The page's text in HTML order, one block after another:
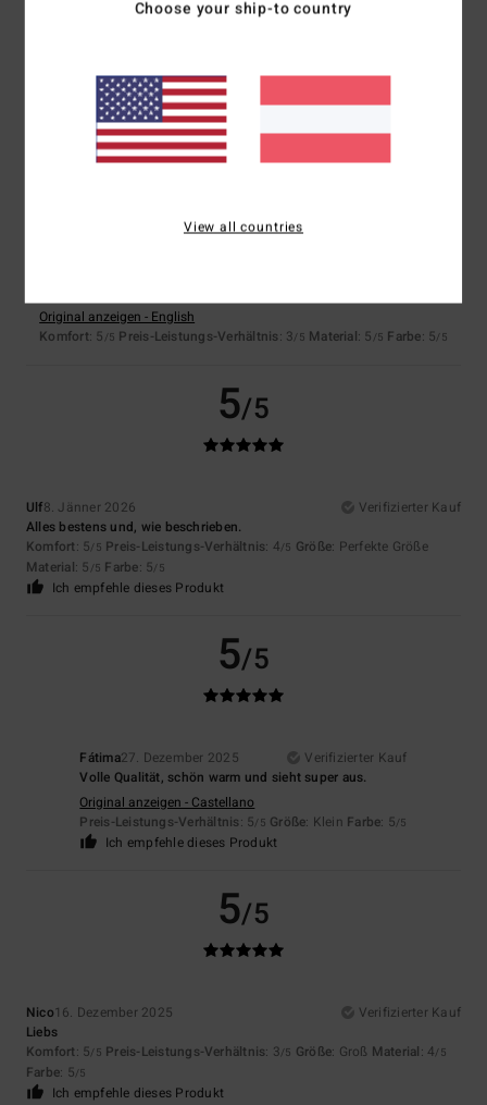
Es hat mir sehr gut gefallen.
/5 Farbe: 5/5
Ich empfehle dieses Produkt
5 /5
Original anzeigen - English
Komfort: 5 /5 Preis-Leistungs-Verhältnis: 3/5 Material: 5 /5 Farbe: 5/5
5/5
Ulf8. Jänner 2026
Verifizierter Kauf
Alles bestens und, wie beschrieben.
Komfort: 5/5 Preis-Leistungs-Verhältnis: 4/5 Größe: Perfekte Größe
Material: 5 /5 Farbe: 5/5
Ich empfehle dieses Produkt
5/5
Fátima27. Dezember 2025
Verifizierter Kauf
Volle Qualität, schön warm und sieht super aus.
Original anzeigen - Castellano
Preis-Leistungs-Verhältnis: 5/5 Größe: Klein Farbe: 5/5
Ich empfehle dieses Produkt
5/5
Nico16. Dezember 2025
Verifizierter Kauf
Liebs
Komfort: 5/5 Preis-Leistungs-Verhältnis: 3/5 Größe: Groß Material: 4/5
Farbe: 5/5
Ich empfehle dieses Produkt
Choose your ship-to country
View all countries